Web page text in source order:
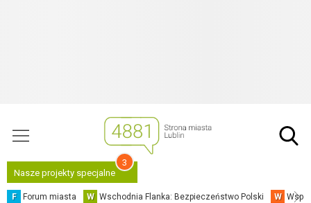
Nasze projekty specjalne
3
F Forum miasta W Wschodnia Flanka: Bezpieczeństwo Polski W